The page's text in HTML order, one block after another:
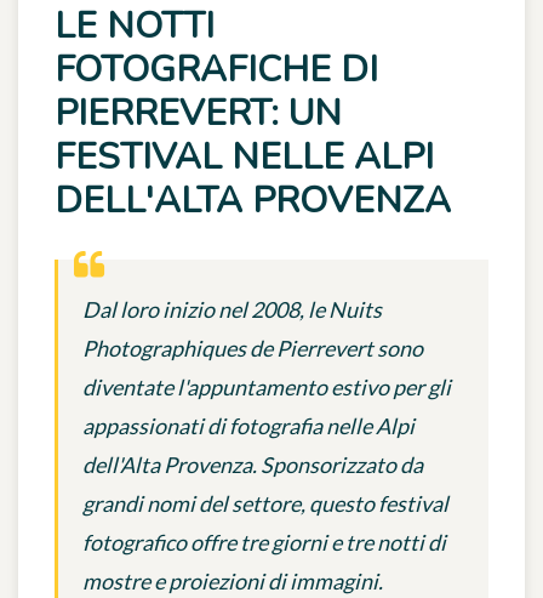
LE NOTTI
FOTOGRAFICHE DI
PIERREVERT: UN
FESTIVAL NELLE ALPI
DELL'ALTA PROVENZA
Dal loro inizio nel 2008, le Nuits
Photographiques de Pierrevert sono
diventate l'appuntamento estivo per gli
appassionati di fotografia nelle Alpi
dell'Alta Provenza. Sponsorizzato da
grandi nomi del settore, questo festival
fotografico offre tre giorni e tre notti di
mostre e proiezioni di immagini.